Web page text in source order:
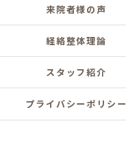
来院者様の声
経絡整体理論
スタッフ紹介
プライバシーポリシー